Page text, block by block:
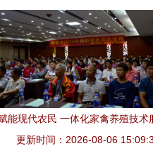
能现代农民 一体化家禽养殖技术
南
更新时间：2026-08-06